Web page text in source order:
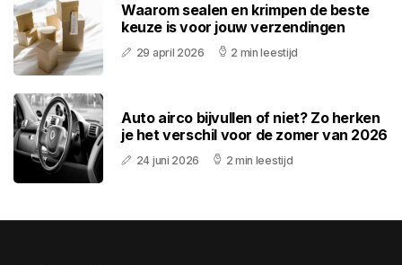
Waarom sealen en krimpen de beste
keuze is voor jouw verzendingen
29 april 2026 2 min leestijd
Auto airco bijvullen of niet? Zo herken
je het verschil voor de zomer van 2026
24 juni 2026 2 min leestijd